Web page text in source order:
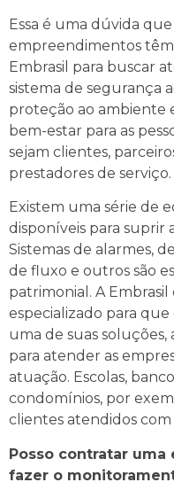
Essa é uma dúvida
empreendimentos
Embrasil para buscar
sistema de segurança
proteção ao ambiente
bem-estar para as
sejam clientes,
prestadores de serviço.
Existem uma série de
disponíveis para suprir
Sistemas de alarmes,
de fluxo e outros são
patrimonial. A
especializado para
uma de suas
para atender as
atuação. Escolas,
condomínios, por
clientes atendidos
Posso contratar uma
fazer o